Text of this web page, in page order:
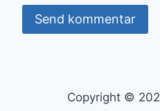
Copyright ©